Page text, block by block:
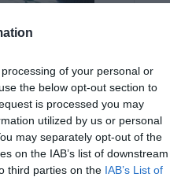
of your personal or
the below opt-out section to
is processed you may
utilized by us or personal
may separately opt-out of the
on the IAB’s list of downstream
third parties on the IAB’s List of